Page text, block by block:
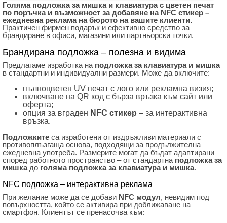
Голяма подложка за мишка и клавиатура с цветен печат
по поръчка и възможност за добавяне на NFC стикер –
ежедневна реклама на бюрото на вашите клиенти.
Практичен фирмен подарък и ефективно средство за
брандиране в офиси, магазини или партньорски точки.
Брандирана подложка – полезна и видима
Предлагаме изработка на подложка за клавиатура и мишка
в стандартни и индивидуални размери. Може да включите:
пълноцветен UV печат с лого или рекламна визия;
включване на QR код с бърза връзка към сайт или
оферта;
опция за вграден NFC стикер – за интерактивна
връзка.
Подложките са изработени от издръжливи материали с
противоплъзгаща основа, подходящи за продължителна
ежедневна употреба. Размерите могат да бъдат адаптирани
според работното пространство – от стандартна подложка за
мишкадо голяма подложка за клавиатура и мишка.
NFC подложка – интерактивна реклама
При желание може да се добави NFC модул, невидим под
повърхността, който се активира при доближаване на
смартфон. Клиентът се пренасочва към: